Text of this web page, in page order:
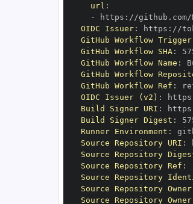
url :
-
https :
OIDC Issuer: https :
GitHub Workflow Trigger
GitHub Workflow SHA:
GitHub Workflow Name :
GitHub Workflow
GitHub Workflow Ref :
OIDC Issuer (v2) : https
Build Signer URI : https
Build Signer Digest :
Runner Environment :
Source Repository URI :
Source Repository
Source Repository Ref :
Source Repository
Source Repository Owner
Source Repository